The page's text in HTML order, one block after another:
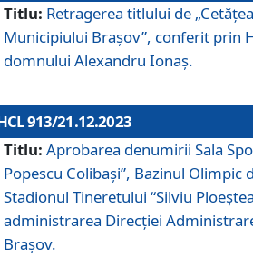
Titlu: Retragerea titlului de
Municipiului Brașov”, conferit prin
domnului Alexandru Ionaș.
913/21.12.2023
Titlu: Aprobarea denumirii Sala
Popescu Colibași”, Bazinul Olimpic
Stadionul Tineretului “Silviu
administrarea Direcției
Brașov.